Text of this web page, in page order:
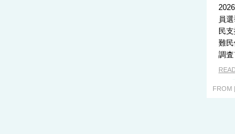
員
民
難
調査
FROM |